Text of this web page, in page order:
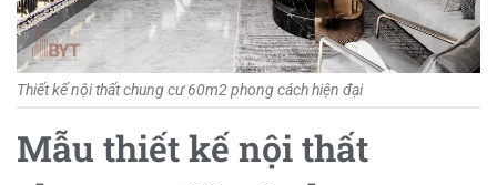
Thiết kế nội thất chung cư 60m2 phong cách hiện đại
Mẫu thiết kế nội thất